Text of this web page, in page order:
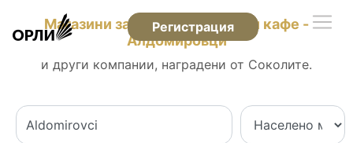
Регистрация
Магазини за алкохол, цигари и кафе -
Алдомировци
и други компании, наградени от Соколите.